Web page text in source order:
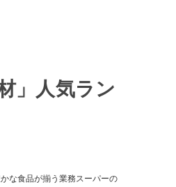
」人気ラン
な食品が揃う業務スーパーの